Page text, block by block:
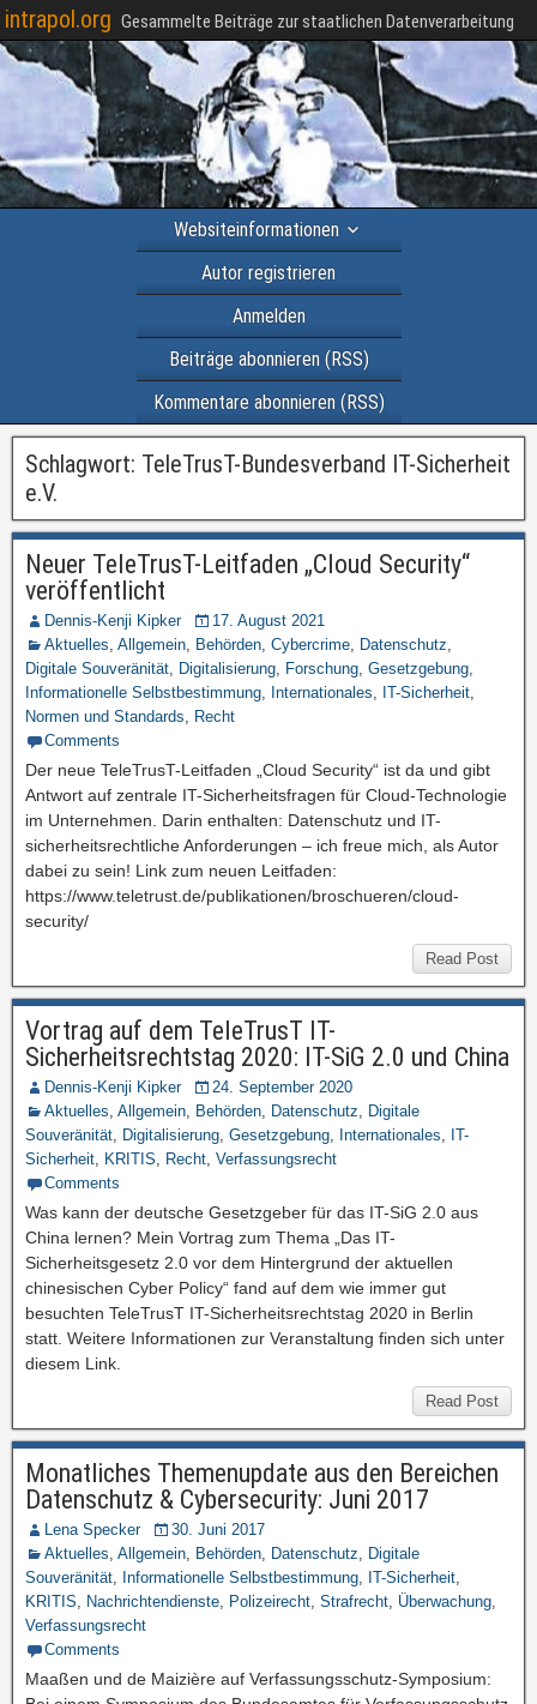
intrapol.org Gesammelte Beiträge zur staatlichen Datenverarbeitung
Websiteinformationen
Autor registrieren
Anmelden
Beiträge abonnieren (RSS)
Kommentare abonnieren (RSS)
Schlagwort: TeleTrusT-Bundesverband IT-Sicherheit
e.V.
Neuer TeleTrusT-Leitfaden „Cloud Security“
veröffentlicht
Dennis-Kenji Kipker
17. August 2021
Aktuelles, Allgemein, Behörden, Cybercrime, Datenschutz,
Digitale Souveränität, Digitalisierung, Forschung, Gesetzgebung,
Informationelle Selbstbestimmung, Internationales, IT-Sicherheit,
Normen und Standards, Recht
Comments
Der neue TeleTrusT-Leitfaden „Cloud Security“ ist da und gibt
Antwort auf zentrale IT-Sicherheitsfragen für Cloud-Technologie
im Unternehmen. Darin enthalten: Datenschutz und IT-
sicherheitsrechtliche Anforderungen – ich freue mich, als Autor
dabei zu sein! Link zum neuen Leitfaden:
https://www.teletrust.de/publikationen/broschueren/cloud-
security/
Read Post
Vortrag auf dem TeleTrusT IT-
Sicherheitsrechtstag 2020: IT-SiG 2.0 und China
Dennis-Kenji Kipker
24. September 2020
Aktuelles, Allgemein, Behörden, Datenschutz, Digitale
Souveränität, Digitalisierung, Gesetzgebung, Internationales, IT-
Sicherheit, KRITIS, Recht, Verfassungsrecht
Comments
Was kann der deutsche Gesetzgeber für das IT-SiG 2.0 aus
China lernen? Mein Vortrag zum Thema „Das IT-
Sicherheitsgesetz 2.0 vor dem Hintergrund der aktuellen
chinesischen Cyber Policy“ fand auf dem wie immer gut
besuchten TeleTrusT IT-Sicherheitsrechtstag 2020 in Berlin
statt. Weitere Informationen zur Veranstaltung finden sich unter
diesem Link.
Read Post
Monatliches Themenupdate aus den Bereichen
Datenschutz & Cybersecurity: Juni 2017
Lena Specker
30. Juni 2017
Aktuelles, Allgemein, Behörden, Datenschutz, Digitale
Souveränität, Informationelle Selbstbestimmung, IT-Sicherheit,
KRITIS, Nachrichtendienste, Polizeirecht, Strafrecht, Überwachung,
Verfassungsrecht
Comments
Maaßen und de Maizière auf Verfassungsschutz-Symposium: